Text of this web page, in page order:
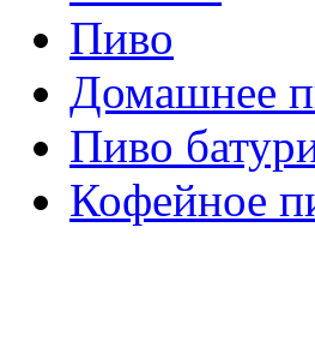
Пиво
Домашнее
Пиво
Кофейное